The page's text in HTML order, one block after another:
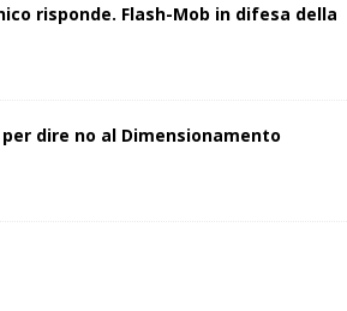
risponde. Flash-Mob in difesa della
dire no al Dimensionamento